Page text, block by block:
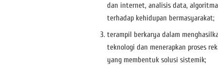
dan internet, analisis data,
terhadap kehidupan bermasyarakat;
terampil berkarya dalam
teknologi dan menerapkan proses
yang membentuk solusi sistemik;